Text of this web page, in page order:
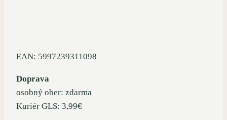
EAN: 5997239311098
Doprava
osobný ober: zdarma
Kuriér GLS: 3,99€